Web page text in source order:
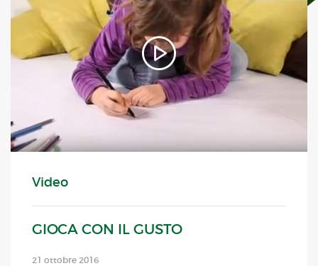
Video
GIOCA CON IL GUSTO
21 ottobre 2016